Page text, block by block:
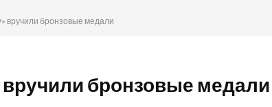
вручили бронзовые медали
вручили бронзовые медали